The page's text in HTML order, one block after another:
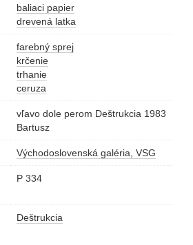
baliaci papier
drevená latka
farebný sprej
krčenie
trhanie
ceruza
vľavo dole perom Deštrukcia 1983
Bartusz
Východoslovenská galéria, VSG
P 334
Deštrukcia